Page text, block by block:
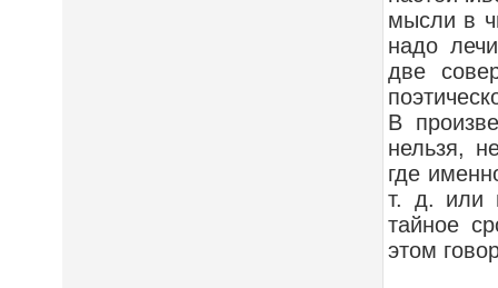
мысли в
надо
две
В
нельзя,
где
т. д. или
тайное
этом